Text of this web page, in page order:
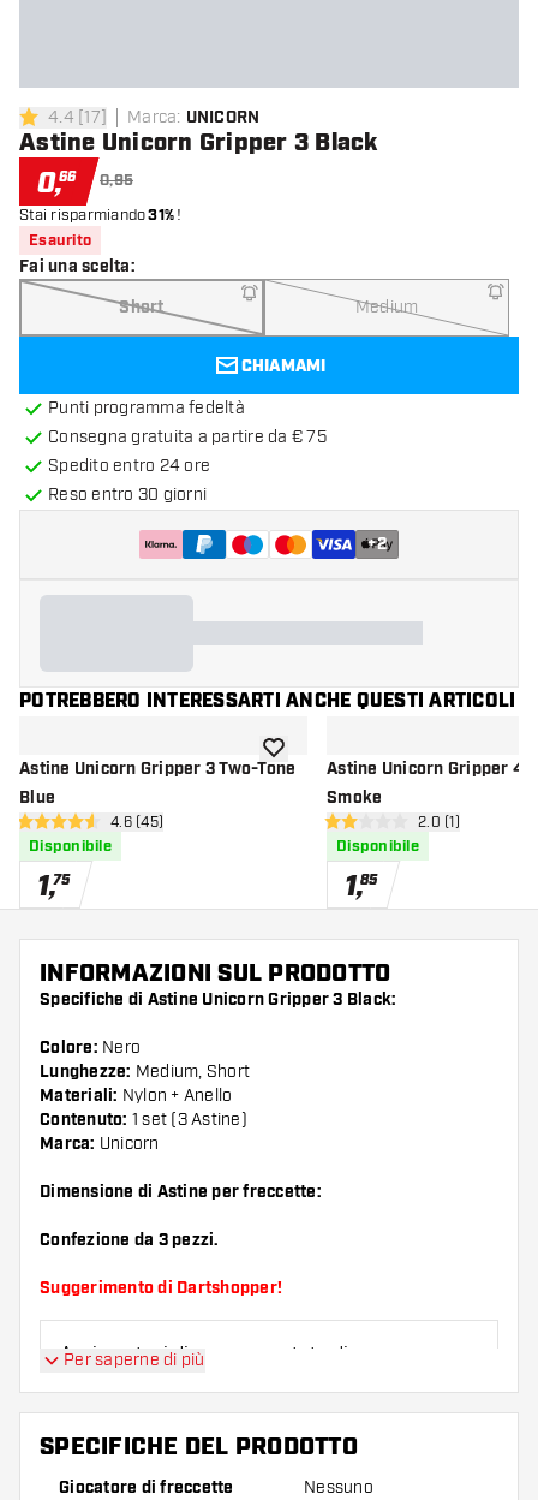
4.4 stelle di valutazione
4.4 [17] Marca: UNICORN
Astine Unicorn Gripper 3 Black
0,66 0,95
Stai risparmiando31%!
Esaurito
Fai una scelta:
Short
Medium
CHIAMAMI
Punti programma fedeltà
Consegna gratuita a partire da € 75
Spedito entro 24 ore
Reso entro 30 giorni
+2
POTREBBERO INTERESSARTI ANCHE QUESTI ARTICOLI
Astine Unicorn Gripper 3 Two-Tone
Blue
apri pannello recensioni
4.6 stelle di valutazione
4.6 (45)
Disponibile
1,75
aggiungi alla lista dei desideri
Astine Unicorn Gripper 4
Smoke
apri pannello
2 stelle di valutazione
2.0 (1)
Disponibile
1,85
INFORMAZIONI SUL PRODOTTO
Specifiche di Astine Unicorn Gripper 3 Black:
Colore: Nero
Lunghezze: Medium, Short
Materiali: Nylon + Anello
Contenuto: 1 set (3 Astine)
Marca: Unicorn
Dimensione di Astine per freccette:
Confezione da 3 pezzi.
Suggerimento di Dartshopper!
Assicuratevi di avere a portata di mano un gran
danneggiarsi o rompersi con l'uso.
Provate un astine di dimensioni diverse per
Per saperne di più
SPECIFICHE DEL PRODOTTO
Giocatore di freccette Nessuno